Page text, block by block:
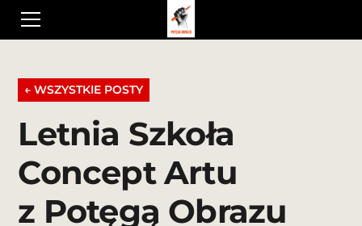
← WSZYSTKIE POSTY
Letnia Szkoła
Concept Artu
z Potęgą Obrazu